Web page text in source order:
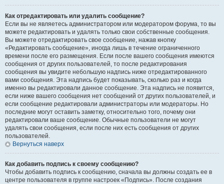
Как отредактировать или удалить сообщение?
Если вы не являетесь администратором или модератором форума, то вы
можете редактировать и удалять только свои собственные сообщения.
Вы можете отредактировать свое сообщение, нажав кнопку
«Редактировать сообщение», иногда лишь в течение ограниченного
времени после его размещения. Если после вашего сообщения имеются
сообщения от других пользователей, то после редактирования
сообщения вы увидите небольшую надпись ниже отредактированного
вами сообщения. Эта надпись будет показывать, сколько раз и когда
именно вы редактировали данное сообщение. Эта надпись не появится,
если ниже вашего сообщения нет сообщений от других пользователей, и
если сообщение редактировали администраторы или модераторы. Но
последние могут оставить заметку, относительно того, почему они
редактировали ваше сообщение. Обычные пользователи не могут
удалять свои сообщения, если после них есть сообщения от других
пользователей.
Вернуться наверх
Как добавить подпись к своему сообщению?
Чтобы добавить подпись к сообщению, сначала вы должны создать ее в
центре пользователя в группе настроек «Подпись». После создания